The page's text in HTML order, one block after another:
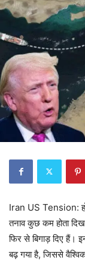
Iran US Tension:
तनाव कुछ कम होता
फिर से बिगाड़ दिए हैं।
बढ़ गया है, जिससे